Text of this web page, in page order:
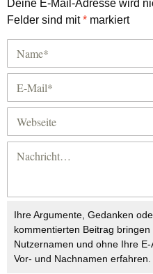
Deine E-Mail-Adresse wird
Felder sind mit* markiert
Ihre Argumente, Gedanken
kommentierten Beitrag
Nutzernamen und ohne Ihre
Vor- und Nachnamen erfahren.